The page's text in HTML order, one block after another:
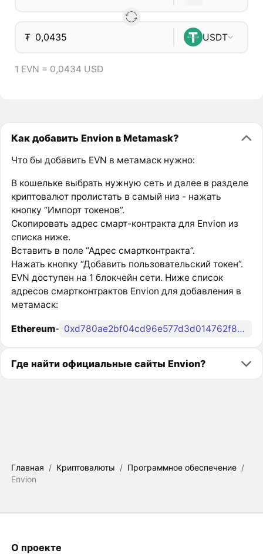
₮ USDT
1 EVN = 0,0434 USD
Как добавить Envion в Metamask?
Что бы добавить EVN в метамаск нужно:
В кошельке выбрать нужную сеть и далее в разделе
криптовалют пролистать в самый низ - нажать
кнопку “Импорт токенов”.
Скопировать адрес смарт-контракта для Envion из
списка ниже.
Вставить в поле “Адрес смартконтракта”.
Нажать кнопку “Добавить пользовательский токен”.
EVN доступен на 1 блокчейн сети. Ниже список
адресов смартконтрактов Envion для добавления в
метамаск:
Ethereum- 0xd780ae2bf04cd96e577d3d014762f831d97129d0
Где найти официальные сайты Envion?
Главная / Криптовалюты / Программное обеспечение /
Envion
О проекте